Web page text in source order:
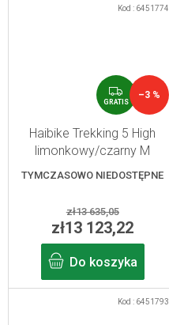
G
R
A
T
S
GRATIS
–3 %
Haibike Trekking 5 High
limonkowy/czarny M
TYMCZASOWO NIEDOSTĘPNE
zł13 635,05
zł13 123,22
Do koszyka
Kod : 6451774
Kod : 6451793